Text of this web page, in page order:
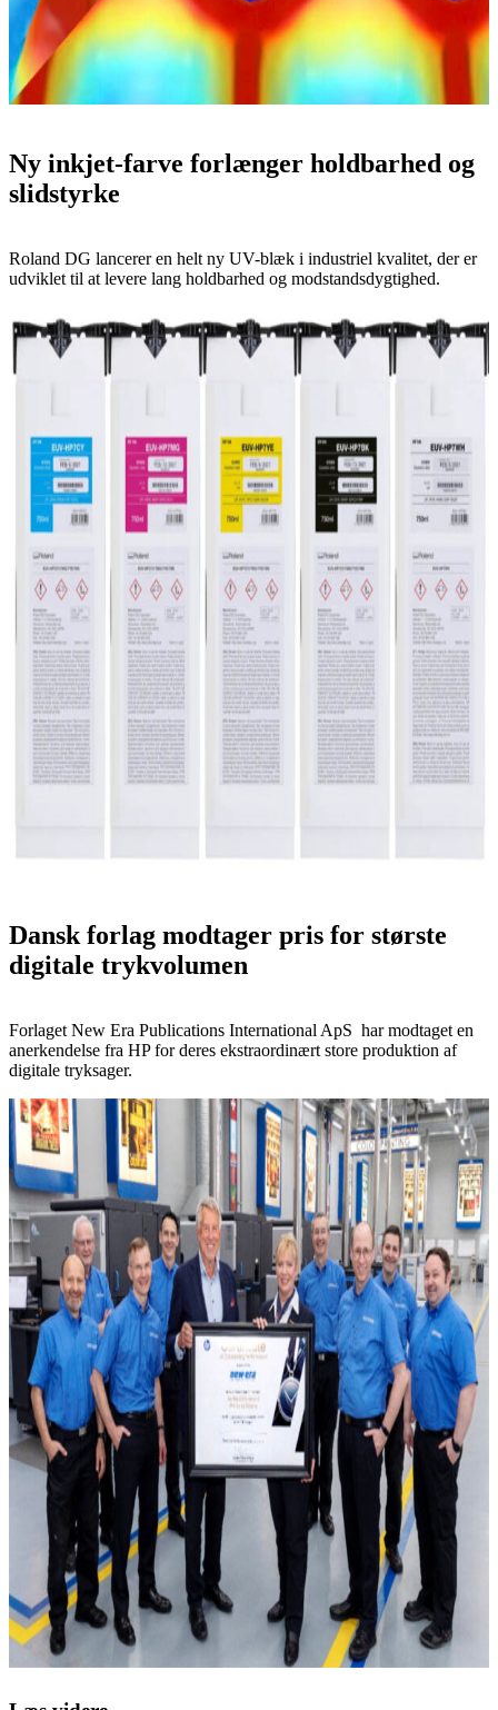
Ny inkjet-farve forlænger holdbarhed og
slidstyrke
Roland DG lancerer en helt ny UV-blæk i industriel kvalitet, der er
udviklet til at levere lang holdbarhed og modstandsdygtighed.
Dansk forlag modtager pris for største
digitale trykvolumen
Forlaget New Era Publications International ApS har modtaget en
anerkendelse fra HP for deres ekstraordinært store produktion af
digitale tryksager.